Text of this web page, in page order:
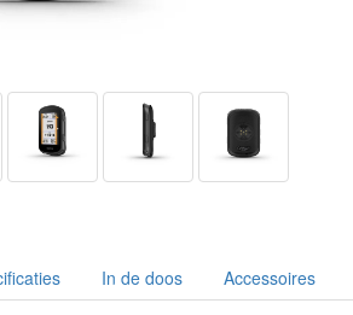
In de doos Accessoires